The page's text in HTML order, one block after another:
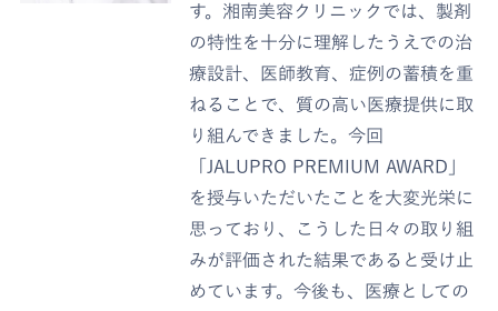
す。湘南美容クリニックでは、製剤
の特性を十分に理解したうえでの治
療設計、医師教育、症例の蓄積を重
ねることで、質の高い医療提供に取
り組んできました。今回
「JALUPRO PREMIUM AWARD」
を授与いただいたことを大変光栄に
思っており、こうした日々の取り組
みが評価された結果であると受け止
めています。今後も、医療としての